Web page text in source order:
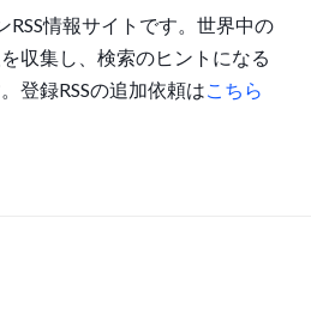
RSS情報サイトです。世界中の
収集し、検索のヒントになる
登録RSSの追加依頼は こちら